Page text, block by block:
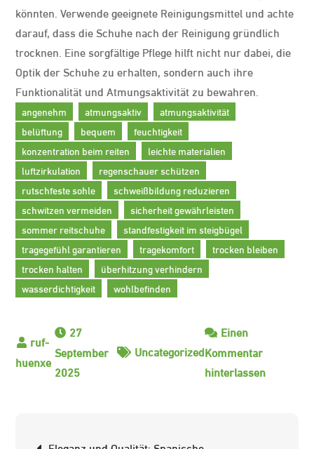
könnten. Verwende geeignete Reinigungsmittel und achte
darauf, dass die Schuhe nach der Reinigung gründlich
trocknen. Eine sorgfältige Pflege hilft nicht nur dabei, die
Optik der Schuhe zu erhalten, sondern auch ihre
Funktionalität und Atmungsaktivität zu bewahren.
angenehm atmungsaktiv
atmungsaktivität
belüftung
bequem
feuchtigkeit
konzentration beim reiten
leichte materialien
luftzirkulation
regenschauer schützen
rutschfeste sohle
schweißbildung reduzieren
schwitzen vermeiden
sicherheit gewährleisten
sommer reitschuhe
standfestigkeit im steigbügel
tragegefühl garantieren
tragekomfort
trocken bleiben
trocken halten
überhitzung verhindern
wasserdichtigkeit
wohlbefinden
27
September
2025
Uncategorized
Einen
Kommentar
hinterlassenzu